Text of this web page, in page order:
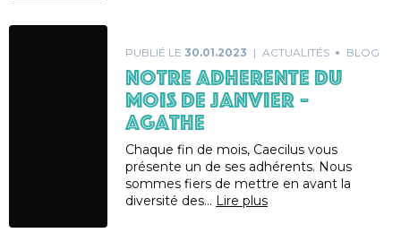
PUBLIÉ LE 30.01.2023 ACTUALITÉS BLOG
NOTRE ADHERENTE DU
MOIS DE JANVIER –
AGATHE
Chaque fin de mois, Caecilus vous
présente un de ses adhérents. Nous
sommes fiers de mettre en avant la
diversité des… Lire plus